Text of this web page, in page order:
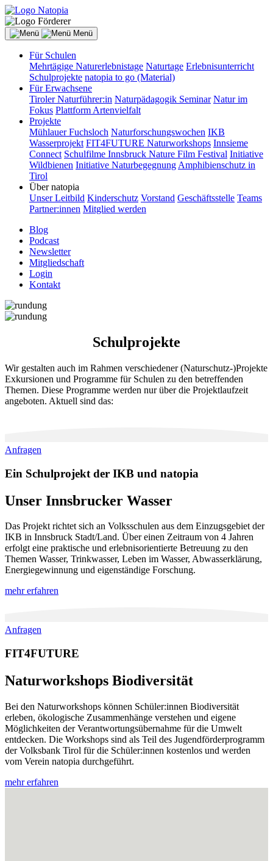
Menü
Für Schulen
Mehrtägige Naturerlebnistage Naturtage Erlebnisunterricht
Schulprojekte natopia to go (Material)
Für Erwachsene
Tiroler Naturführer:in Naturpädagogik Seminar Natur im
Fokus Plattform Artenvielfalt
Projekte
Mühlauer Fuchsloch Naturforschungswochen IKB
Wasserprojekt FIT4FUTURE Naturworkshops Innsieme
Connect Schulfilme Innsbruck Nature Film Festival Initiative
Wildbienen Initiative Naturbegegnung Amphibienschutz in
Tirol
Über natopia
Unser Leitbild Kinderschutz Vorstand Geschäftsstelle Teams
Partner:innen Mitglied werden
Blog
Podcast
Newsletter
Mitgliedschaft
Login
Kontakt
Schulprojekte
Wir gestalten auch im Rahmen verschiedener (Naturschutz-)Projekte
Exkursionen und Programme für Schulen zu den betreffenden
Themen. Diese Programme werden nur über die Projektlaufzeit
angeboten. Aktuell sind das:
Anfragen
Ein Schulprojekt der IKB und natopia
Unser Innsbrucker Wasser
Das Projekt richtet sich an Volksschulen aus dem Einzugsgebiet der
IKB in Innsbruck Stadt/Land. Über einen Zeitraum von 4 Jahren
erfolgt eine praktische und erlebnisorientierte Betreuung zu den
Themen Wasser, Trinkwasser, Leben im Wasser, Abwasserklärung,
Energiegewinnung und eigenständige Forschung.
mehr erfahren
Anfragen
FIT4FUTURE
Naturworkshops Biodiversität
Bei den Naturworkshops können Schüler:innen Biodiversität
erleben, ökologische Zusammenhänge verstehen und eigene
Möglichkeiten der Verantwortungsübernahme für die Umwelt
entdecken. Die Workshops sind als Teil des Jugendförderprogramm
der Volksbank Tirol für die Schüler:innen kostenlos und werden
vom Verein natopia durchgeführt.
mehr erfahren